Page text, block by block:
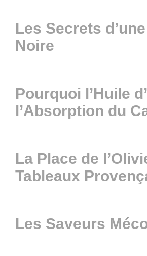
Les Secrets
Noire
Pourquoi l’Huile
l’Absorption du
La Place de
Tableaux
Les Saveurs